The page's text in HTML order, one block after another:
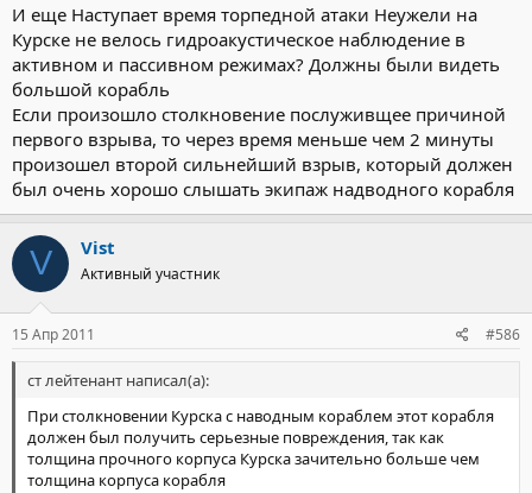
И еще Наступает время торпедной атаки Неужели на
Курске не велось гидроакустическое наблюдение в
активном и пассивном режимах? Должны были видеть
большой корабль
Если произошло столкновение послуживщее причиной
первого взрыва, то через время меньше чем 2 минуты
произошел второй сильнейший взрыв, который должен
был очень хорошо слышать экипаж надводного корабля
V Vist
Активный участник
15 Апр 2011 #586
ст лейтенант написал(а):
При столкновении Курска с наводным кораблем этот корабля
должен был получить серьезные повреждения, так как
толщина прочного корпуса Курска зачительно больше чем
толщина корпуса корабля